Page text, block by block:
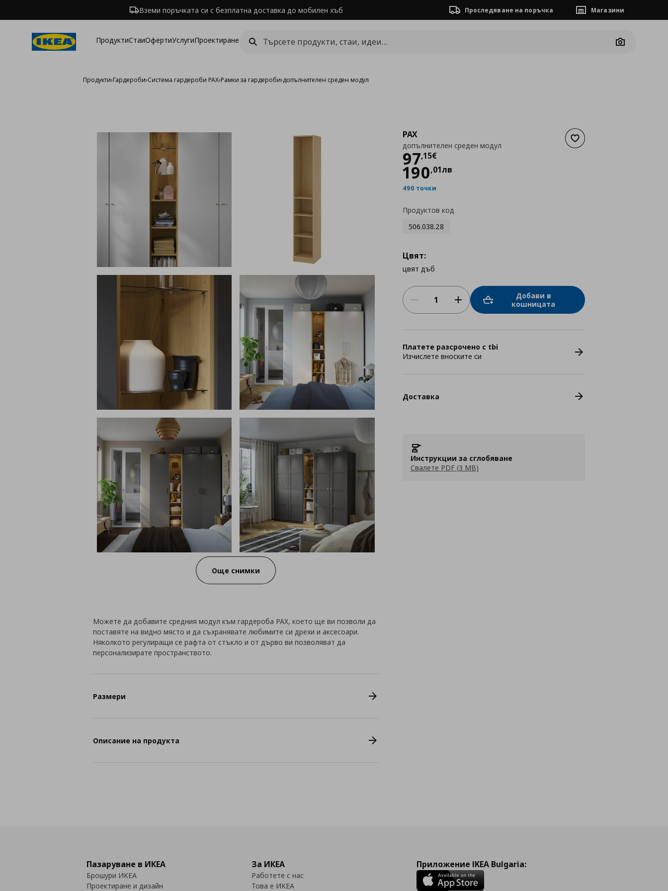
Вземи поръчката си с безплатна доставка до мобилен хъб Проследяване на поръчка Магазини
ПродуктиСтаиОфертиУслугиПроектиране
Camera
Продукти›Гардероби›Система гардероби PAX›Рамки за гардероби›допълнителен среден модул
Още снимки
Добави към списъка с
PAX
допълнителен среден модул
97,15€
Цена
190,01лв
490 точки
Продуктов код
506.038.28
Цвят:
цвят дъб
Добави в
кошницата
Платете разсрочено с tbi
Изчислете вноските си
Доставка
Инструкции за сглобяване
Свалете PDF (3 MB)
Можете да добавите средния модул към гардероба PAX, което ще ви позволи да
поставяте на видно място и да съхранявате любимите си дрехи и аксесоари.
Няколкото регулиращи се рафта от стъкло и от дърво ви позволяват да
персонализирате пространството.
Размери
Описание на продукта
Пазаруване в ИКЕА
Брошури ИКЕА
Проектиране и дизайн
За ИКЕА
Работете с нас
Това е ИКЕА
Приложение IKEA Bulgaria: